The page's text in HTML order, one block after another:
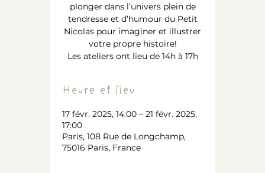
plonger dans l’univers plein de
tendresse et d’humour du Petit
Nicolas pour imaginer et illustrer
votre propre histoire!
Les ateliers ont lieu de 14h à 17h
Heure et lieu
17 févr. 2025, 14:00 – 21 févr. 2025,
17:00
Paris, 108 Rue de Longchamp,
75016 Paris, France